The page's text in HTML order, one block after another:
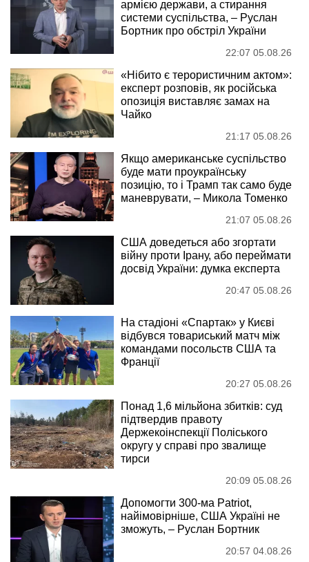
армією держави, а стирання
системи суспільства, – Руслан
Бортник про обстріл України
22:07 05.08.26
«Нібито є терористичним актом»:
експерт розповів, як російська
опозиція виставляє замах на
Чайко
21:17 05.08.26
Якщо американське суспільство
буде мати проукраїнську
позицію, то і Трамп так само буде
маневрувати, – Микола Томенко
21:07 05.08.26
США доведеться або згортати
війну проти Ірану, або переймати
досвід України: думка експерта
20:47 05.08.26
На стадіоні «Спартак» у Києві
відбувся товариський матч між
командами посольств США та
Франції
20:27 05.08.26
Понад 1,6 мільйона збитків: суд
підтвердив правоту
Держекоінспекції Поліського
округу у справі про звалище
тирси
20:09 05.08.26
Допомогти 300-ма Patriot,
найімовірніше, США Україні не
зможуть, – Руслан Бортник
20:57 04.08.26